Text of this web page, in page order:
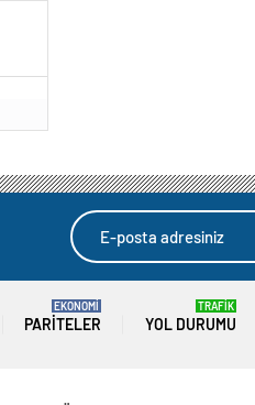
PARITELER
EKONOMİ
YOL DURUMU
TRAFİK